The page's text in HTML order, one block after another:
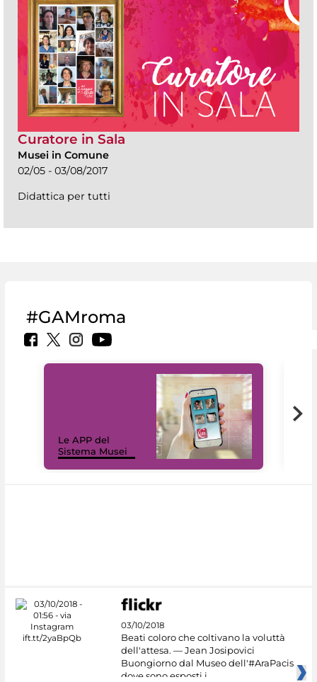
Curatore in Sala
Musei in Comune
02/05 - 03/08/2017
Didattica per tutti
#GAMroma
Le APP del
Sistema Musei
03/10/2018
Beati coloro che coltivano la voluttà
dell'attesa. — Jean Josipovici
Buongiorno dal Museo dell'#AraPacis
dove sono esposti i